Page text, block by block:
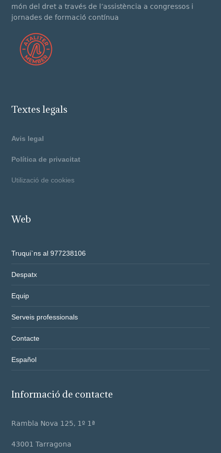
món del dret a través de l’assistència a congressos i
jornades de formació contínua
Textes legals
Avis legal
Política de privacitat
Utilizació de cookies
Web
Truqui`ns al 977238106
Despatx
Equip
Serveis professionals
Contacte
Español
Informació de contacte
Rambla Nova 125, 1º 1ª
43001 Tarragona